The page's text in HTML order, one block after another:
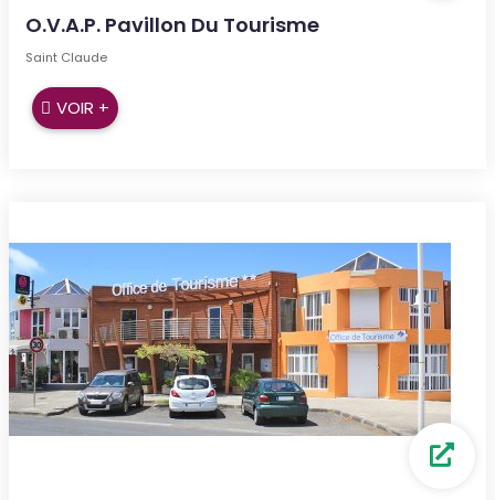
O.V.A.P. Pavillon Du Tourisme
Saint Claude
VOIR +